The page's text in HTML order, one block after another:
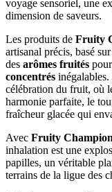
voyage sensoriel, une
dimension de saveurs.
Les produits de Fruity
artisanal précis, basé
des arômes fruités
concentrés
célébration du fruit, où
harmonie parfaite, le
fraîcheur glacée qui
Avec Fruity
inhalation est une
papilles, un véritable
terrains de la ligue des